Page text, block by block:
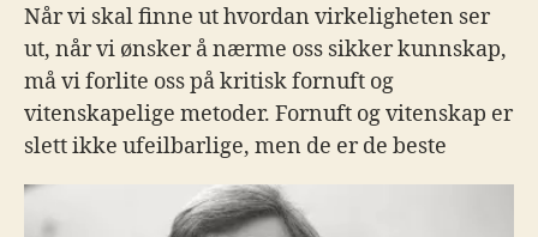
Når vi skal finne ut hvordan virkeligheten ser
ut, når vi ønsker å nærme oss sikker kunnskap,
må vi forlite oss på kritisk fornuft og
vitenskapelige metoder. Fornuft og vitenskap er
slett ikke ufeilbarlige, men de er de beste
redskaper vi har, skriver Humanists tidligere
redaktør i denne betenkningen rundt…